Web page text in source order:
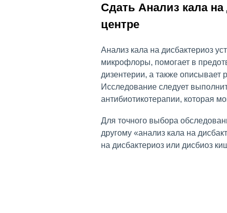
Сдать Анализ кала
центре
Анализ кала на дисбактериоз
микрофлоры, помогает в
дизентерии, а также описывает
Исследование следует
антибиотикотерапии, которая
Для точного выбора
другому «анализ кала на
на дисбактериоз или дисбиоз